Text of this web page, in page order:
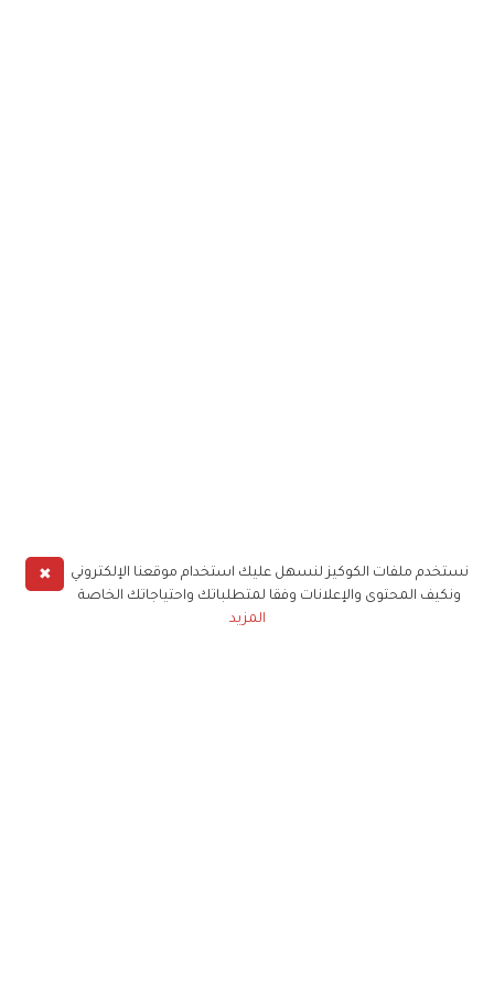
✖
نستخدم ملفات الكوكيز لنسهل عليك استخدام موقعنا الإلكتروني
ونكيف المحتوى والإعلانات وفقا لمتطلباتك واحتياجاتك الخاصة
المزيد